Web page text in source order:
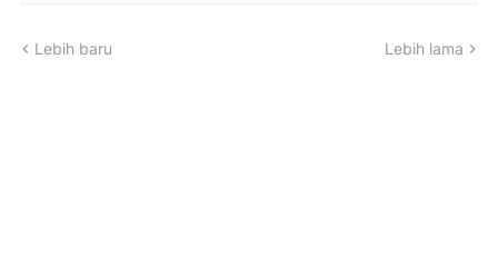
Lebih baru Lebih lama